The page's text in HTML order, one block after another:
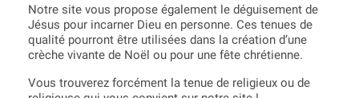
Notre site vous propose également le déguisement de
Jésus pour incarner Dieu en personne. Ces tenues de
qualité pourront être utilisées dans la création d’une
crèche vivante de Noël ou pour une fête chrétienne.
Vous trouverez forcément la tenue de religieux ou de